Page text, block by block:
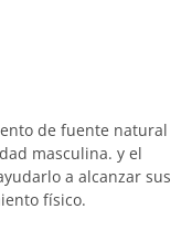
de fuente natural
masculina. y el
a alcanzar sus
físico.